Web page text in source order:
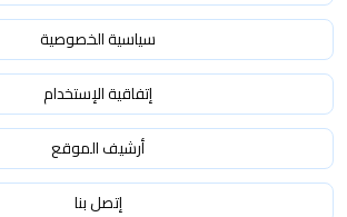
سياسية الخصوصية
إتفاقية الإستخدام
أرشيف الموقع
إتصل بنا